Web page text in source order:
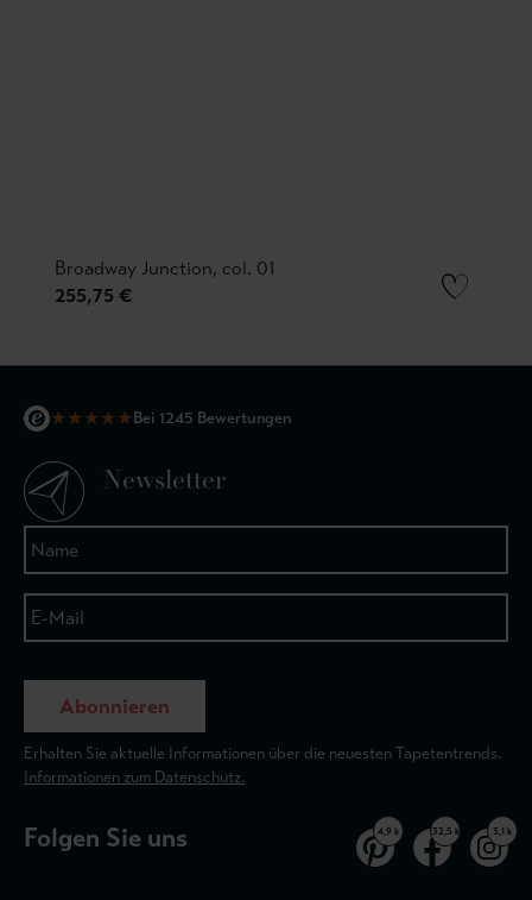
Broadway Junction, col. 01
255,75 €
★★★★★Bei 1245 Bewertungen
Newsletter
Abonnieren
Erhalten Sie aktuelle Informationen über die neuesten Tapetentrends.
Informationen zum Datenschutz.
Folgen Sie uns 4,9 k 32,5 k 3,1 k